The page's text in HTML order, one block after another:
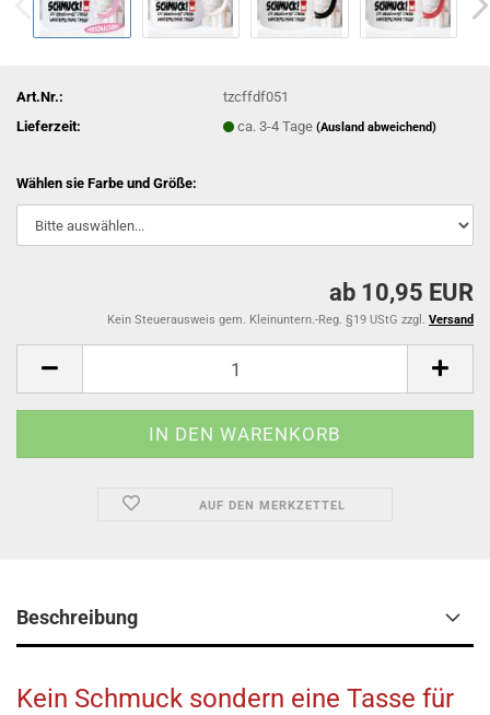
Art.Nr.:
tzcffdf051
Lieferzeit:
ca. 3-4 Tage(Ausland abweichend)
Wählen sie Farbe und Größe:
ab 10,95 EUR
Kein Steuerausweis gem. Kleinuntern.-Reg. §19 UStG zzgl. Versand
AUF DEN MERKZETTEL
Beschreibung
Kein Schmuck sondern eine Tasse für